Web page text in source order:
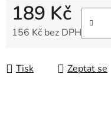
189 Kč
156 Kč bez DPH
Tisk Zeptat se